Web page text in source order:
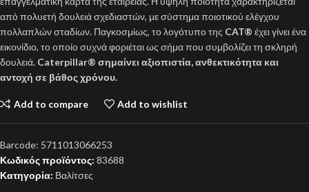
από πολυετή δουλειά σχεδιαστών, με σύστημα ποιοτικού ελέγχου
πολλαπλών σταδίων. Παγκοσμίως, το λογότυπο της CAT® έχει γίνει ένα
εικονίδιο, το οποίο συχνά φοριέται ως σήμα που συμβολίζει τη σκληρή
δουλειά. Caterpillar® σημαίνει αξιοπιστία, ανθεκτικότητα και
αντοχή σε βάθος χρόνου.
Add to compare Add to wishlist
Barcode: 5711013066253
Κωδικός προϊόντος: 83688
Κατηγορία: Βαλίτσες